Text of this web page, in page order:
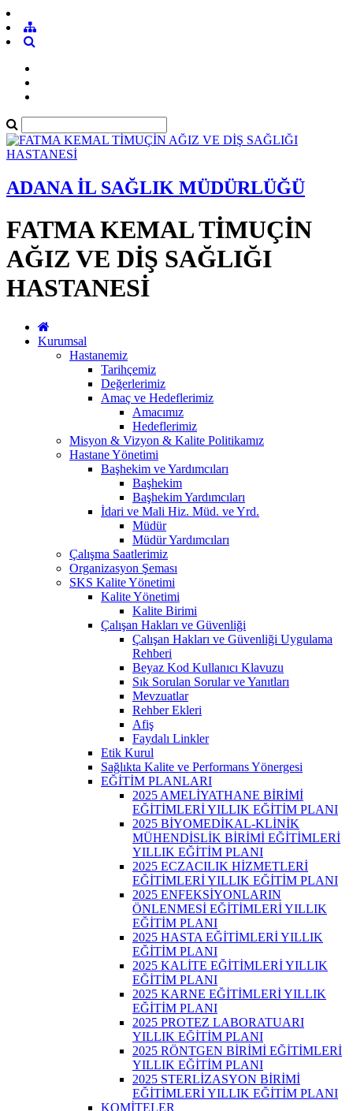
ADANA İL SAĞLIK MÜDÜRLÜĞÜ
FATMA KEMAL TİMUÇİN
AĞIZ VE DİŞ SAĞLIĞI
HASTANESİ
Kurumsal
Hastanemiz
Tarihçemiz
Değerlerimiz
Amaç ve Hedeflerimiz
Amacımız
Hedeflerimiz
Misyon & Vizyon & Kalite Politikamız
Hastane Yönetimi
Başhekim ve Yardımcıları
Başhekim
Başhekim Yardımcıları
İdari ve Mali Hiz. Müd. ve Yrd.
Müdür
Müdür Yardımcıları
Çalışma Saatlerimiz
Organizasyon Şeması
SKS Kalite Yönetimi
Kalite Yönetimi
Kalite Birimi
Çalışan Hakları ve Güvenliği
Çalışan Hakları ve Güvenliği Uygulama
Rehberi
Beyaz Kod Kullanıcı Klavuzu
Sık Sorulan Sorular ve Yanıtları
Mevzuatlar
Rehber Ekleri
Afiş
Faydalı Linkler
Etik Kurul
Sağlıkta Kalite ve Performans Yönergesi
EĞİTİM PLANLARI
2025 AMELİYATHANE BİRİMİ
EĞİTİMLERİ YILLIK EĞİTİM PLANI
2025 BİYOMEDİKAL-KLİNİK
MÜHENDİSLİK BİRİMİ EĞİTİMLERİ
YILLIK EĞİTİM PLANI
2025 ECZACILIK HİZMETLERİ
EĞİTİMLERİ YILLIK EĞİTİM PLANI
2025 ENFEKSİYONLARIN
ÖNLENMESİ EĞİTİMLERİ YILLIK
EĞİTİM PLANI
2025 HASTA EĞİTİMLERİ YILLIK
EĞİTİM PLANI
2025 KALİTE EĞİTİMLERİ YILLIK
EĞİTİM PLANI
2025 KARNE EĞİTİMLERİ YILLIK
EĞİTİM PLANI
2025 PROTEZ LABORATUARI
YILLIK EĞİTİM PLANI
2025 RÖNTGEN BİRİMİ EĞİTİMLERİ
YILLIK EĞİTİM PLANI
2025 STERLİZASYON BİRİMİ
EĞİTİMLERİ YILLIK EĞİTİM PLANI
KOMİTELER